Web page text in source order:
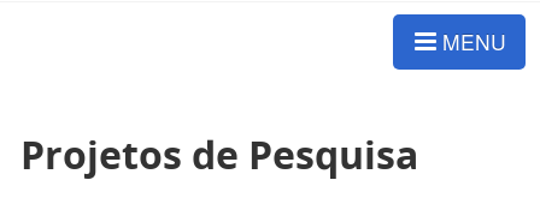
MENU
Projetos de Pesquisa